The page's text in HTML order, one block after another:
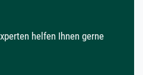
helfen Ihnen gerne